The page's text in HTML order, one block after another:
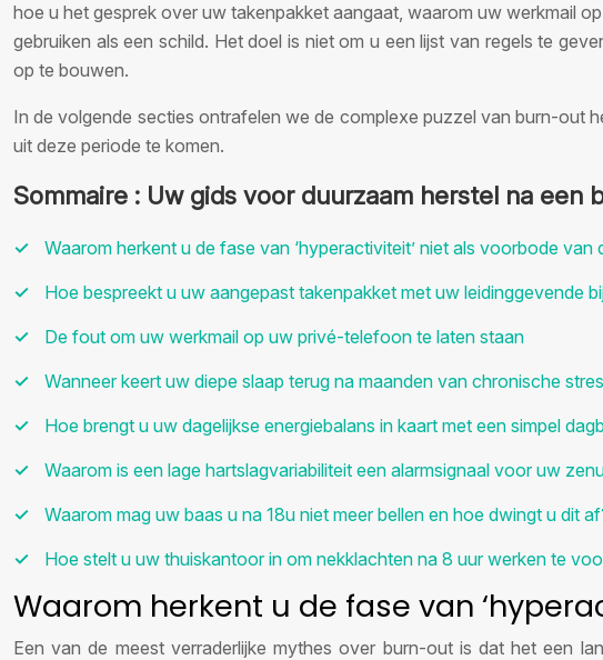
hoe u het gesprek over uw takenpakket aangaat, waarom uw werkmail
gebruiken als een schild. Het doel is niet om u een lijst van regels te
op te bouwen.
In de volgende secties ontrafelen we de complexe puzzel van burn-out
uit deze periode te komen.
Sommaire : Uw gids voor duurzaam herstel na een
Waarom herkent u de fase van ‘hyperactiviteit’ niet als voorbode van
Hoe bespreekt u uw aangepast takenpakket met uw leidinggevende
De fout om uw werkmail op uw privé-telefoon te laten staan
Wanneer keert uw diepe slaap terug na maanden van chronische
Hoe brengt u uw dagelijkse energiebalans in kaart met een simpel
Waarom is een lage hartslagvariabiliteit een alarmsignaal voor uw
Waarom mag uw baas u na 18u niet meer bellen en hoe dwingt u dit
Hoe stelt u uw thuiskantoor in om nekklachten na 8 uur werken te
Waarom herkent u de fase van
Een van de meest verraderlijke mythes over burn-out is dat het een